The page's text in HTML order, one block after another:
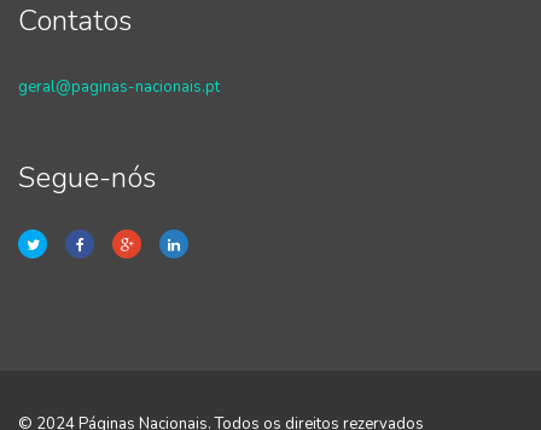
Contatos
geral@paginas-nacionais.pt
Segue-nós
© 2024 Páginas Nacionais. Todos os direitos rezervados